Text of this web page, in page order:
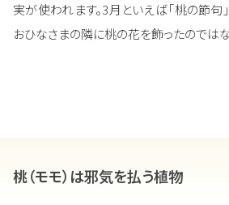
実が使われます。3月といえば「桃の節句
おひなさまの隣に桃の花を飾ったのでは
桃（モモ）は邪気を払う植物